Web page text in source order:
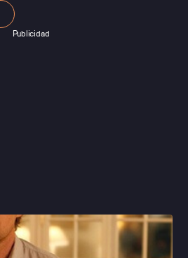
los Nobles’ o ‘Lady Rancho’).
premisa al mundo de los
Publicidad